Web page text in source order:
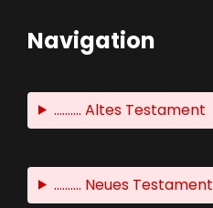
Navigation
.......... Altes Testament
.......... Neues Testament